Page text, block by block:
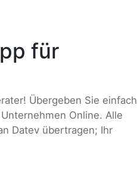
für
Übergeben Sie einfach
Online. Alle
Datev übertragen; Ihr